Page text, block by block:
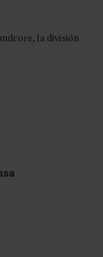
la división